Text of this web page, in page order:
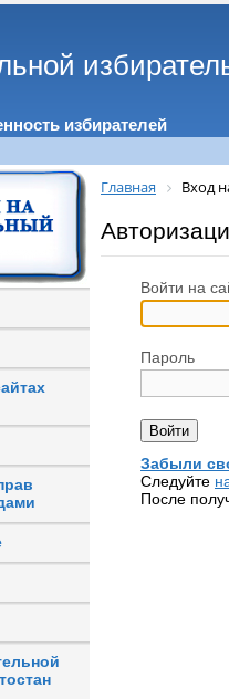
избирателей
Главная Вход
Войти на
Пароль
Забыли
Следуйте
После